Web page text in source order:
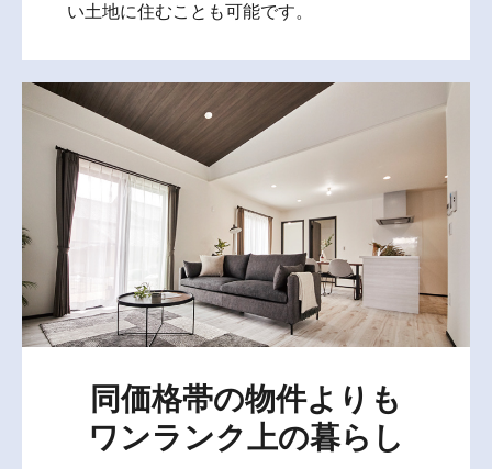
い土地に住むことも可能です。
同価格帯の物件よりも
ワンランク上の暮らし